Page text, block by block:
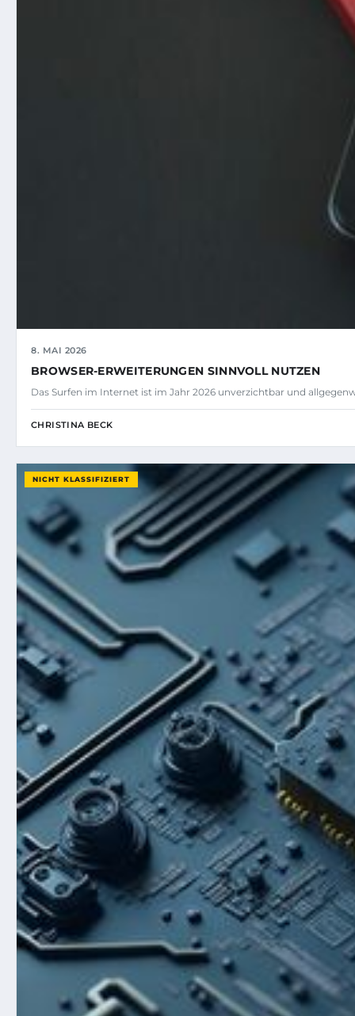
8. MAI 2026
BROWSER-ERWEITERUNGEN SINNVOLL NUTZEN
Das Surfen im Internet ist im Jahr 2026 unverzichtbar und
CHRISTINA BECK
NICHT KLASSIFIZIERT